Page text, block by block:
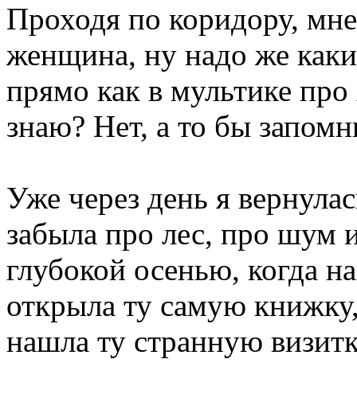
Проходя по коридору,
женщина, ну надо же
прямо как в мультике
знаю? Нет, а то бы
Уже через день я
забыла про лес, про шум
глубокой осенью, когда
открыла ту самую
нашла ту странную